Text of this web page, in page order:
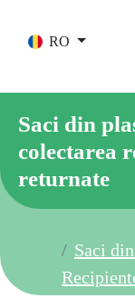
RO
Saci din
colectarea
returnate
Saci